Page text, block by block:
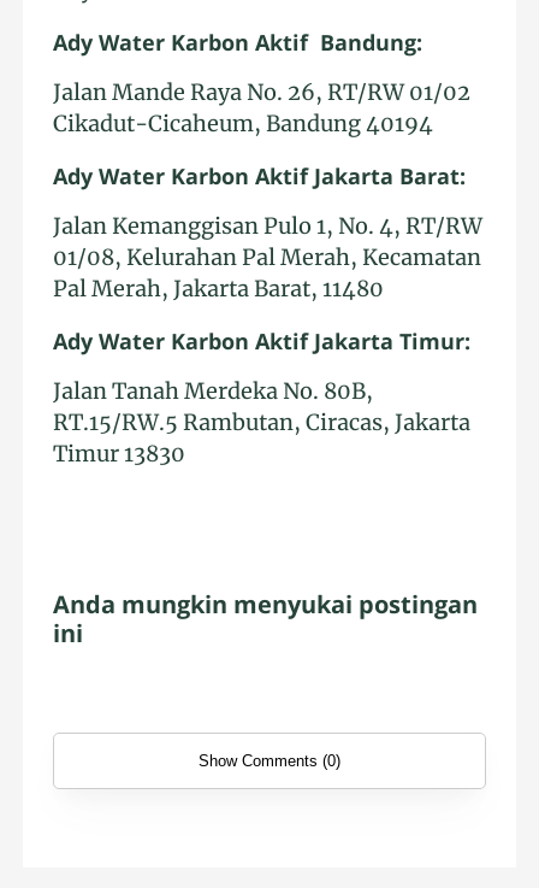
Ady Water Karbon Aktif Bandung:
Jalan Mande Raya No. 26, RT/RW 01/02
Cikadut-Cicaheum, Bandung 40194
Ady Water Karbon Aktif Jakarta Barat:
Jalan Kemanggisan Pulo 1, No. 4, RT/RW
01/08, Kelurahan Pal Merah, Kecamatan
Pal Merah, Jakarta Barat, 11480
Ady Water Karbon Aktif Jakarta Timur:
Jalan Tanah Merdeka No. 80B,
RT.15/RW.5 Rambutan, Ciracas, Jakarta
Timur 13830
Anda mungkin menyukai postingan
ini
Show Comments (0)